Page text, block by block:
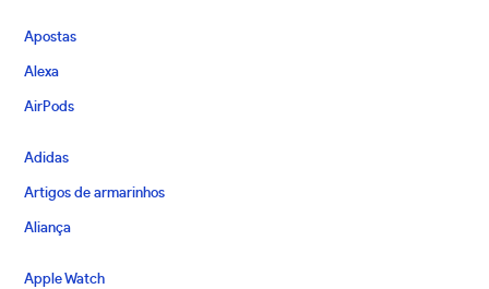
Apostas
Alexa
AirPods
Adidas
Artigos de armarinhos
Aliança
Apple Watch